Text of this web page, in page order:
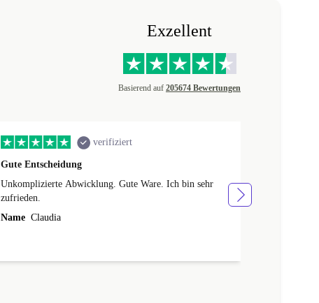
Exzellent
Basierend auf 205674 Bewertungen
verifiziert
Gute Entscheidung
Unkomplizierte Abwicklung. Gute Ware. Ich bin sehr
zufrieden.
Name Claudia